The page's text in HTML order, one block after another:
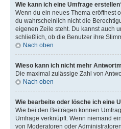
Wie kann ich eine Umfrage
Wenn du ein neues Thema eröffnest
du wahrscheinlich nicht die
eigenen Zeile steht. Du kannst auch
schließlich, ob die Benutzer ihre
Nach oben
Wieso kann ich nicht mehr
Die maximal zulässige Zahl von
Nach oben
Wie bearbeite oder lösche ich eine
Wie bei den Beiträgen können
Umfrage verknüpft. Wenn niemand
von Moderatoren oder